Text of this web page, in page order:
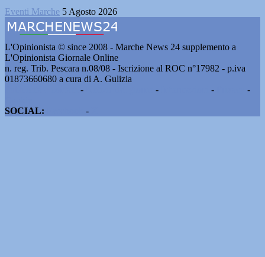
Eventi Marche 5 Agosto 2026
L'Opinionista © since 2008 - Marche News 24 supplemento a
L'Opinionista Giornale Online
n. reg. Trib. Pescara n.08/08 - Iscrizione al ROC n°17982 - p.iva
01873660680 a cura di A. Gulizia
- - -
-
SOCIAL:
-